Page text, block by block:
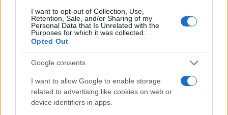
I want to opt-out of Collection, Use,
Retention, Sale, and/or Sharing of my
Personal Data that Is Unrelated with the
Purposes for which it was collected.
Opted Out
Google consents
I want to allow Google to enable storage
related to advertising like cookies on web or
device identifiers in apps.
educative o, quando necessario, avviare un
percorso di osservazione e intervento.
supporta la famiglia con indicazioni utili per favorire
lo sviluppo dalla nascita ai 12 mesi. Il professionista